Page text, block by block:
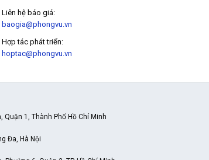
Liên hệ báo giá:
baogia@phongvu.vn
Hợp tác phát triển:
hoptac@phongvu.vn
Quận 1, Thành Phố Hồ Chí Minh
Đa, Hà Nội